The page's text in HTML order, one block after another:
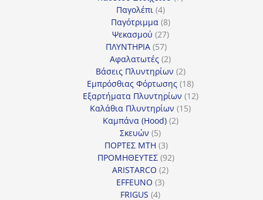
Παγολέπι 44
προϊόντα
Παγότριμμα 88
προϊόντα
Ψεκασμού 2727
προϊόντα
ΠΛΥΝΤΗΡΙΑ 5757
προϊόντα
Αφαλατωτές 22
προϊόντα
Βάσεις Πλυντηρίων 22
προϊόντα
Εμπρόσθιας Φόρτωσης 1818
προϊόντα
Εξαρτήματα Πλυντηρίων 1212
Καλάθια Πλυντηρίων 1515
Καμπάνα (Hood) 22
Σκευών 55
προϊόντα
ΠΟΡΤΕΣ MTH 33
προϊόντα
ΠΡΟΜΗΘΕΥΤΕΣ 9292
ARISTARCO 22
EFFEUNO 33
FRIGUS 44